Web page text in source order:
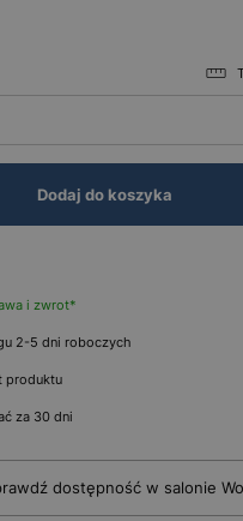
Dodaj do koszyka
i zwrot*
2-5 dni roboczych
produktu
za 30 dni
dostępność w salonie